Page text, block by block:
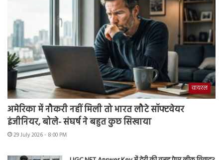
वायरल
अमेरिका में नौकरी नहीं मिली तो भारत लौटे सॉफ्टवेयर
इंजीनियर, बोले- संघर्ष ने बहुत कुछ सिखाया
29 July 2026 - 8:00 PM